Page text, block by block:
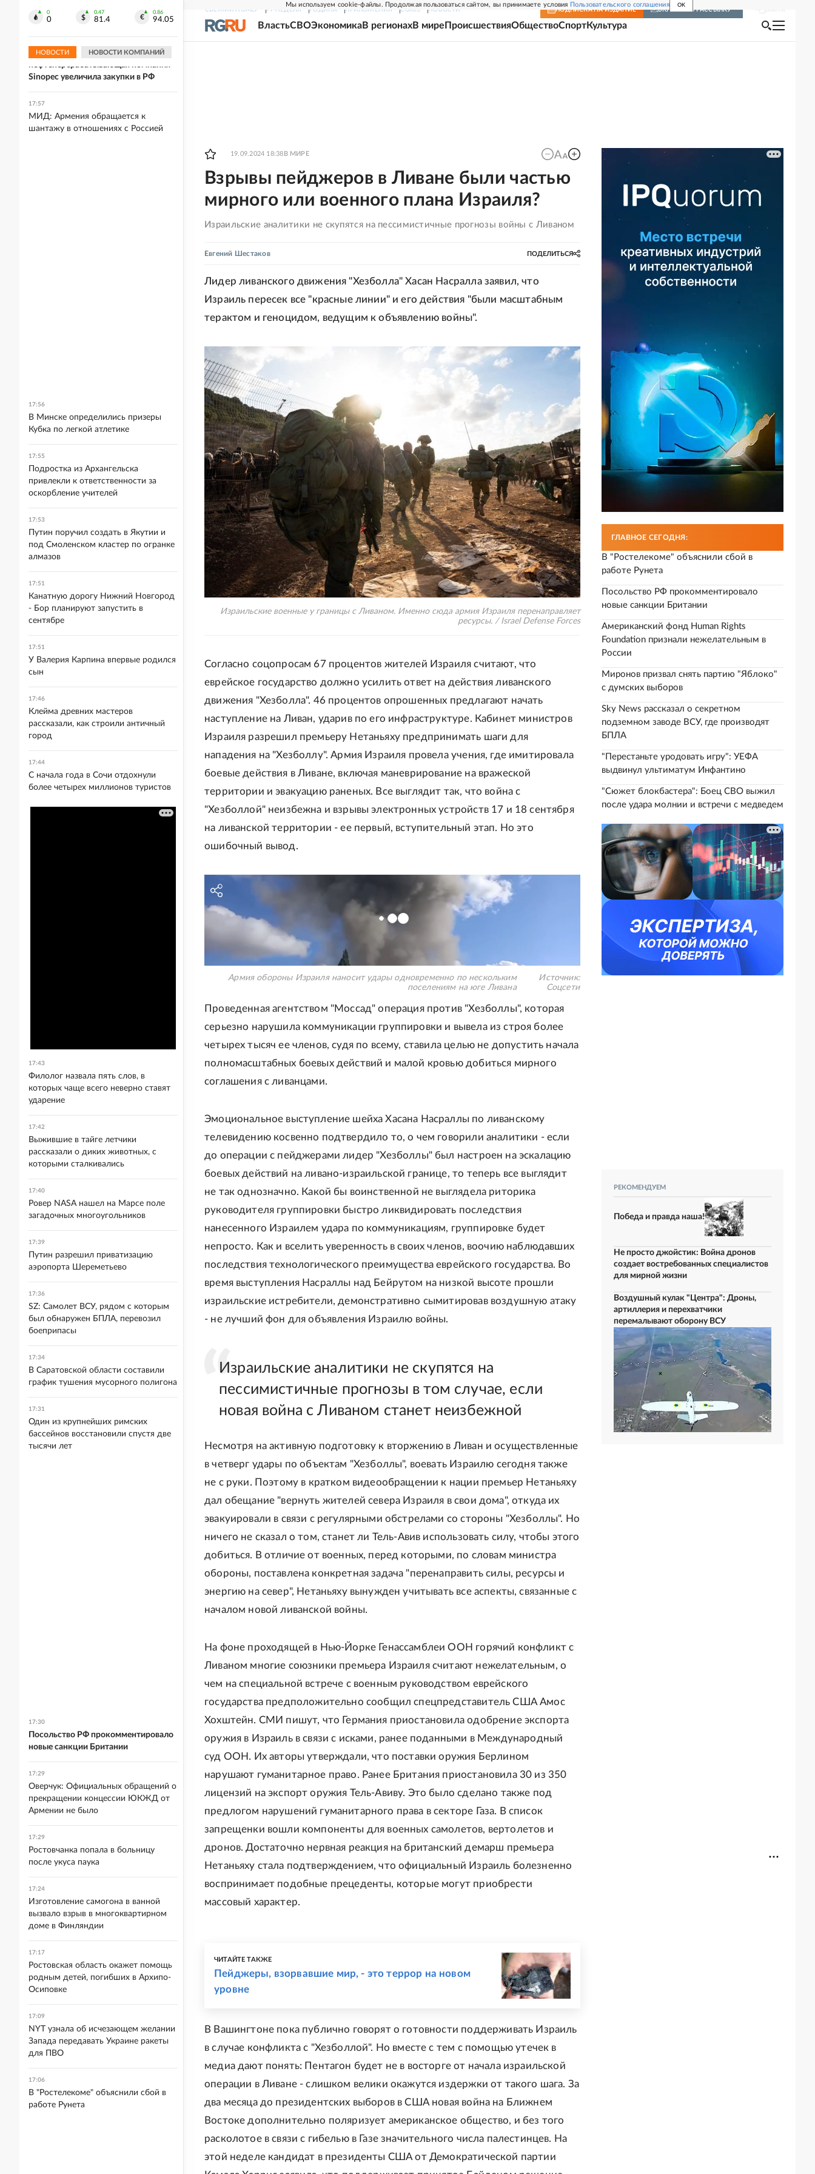
Мы используем cookie-файлы. Продолжая пользоваться сайтом, вы принимаете условия Пользовательского соглашения OK
СВЕЖИЙ НОМЕР РГ-НЕДЕЛЯ РОДИНА ПРИЛОЖЕНИЯ СОЮЗ НОВОСТИ ПОДПИСКА НА ИЗДАНИЕ ВКЛЮЧИТЬ РАССЫЛКУ
ВластьСВОЭкономикаВ регионахВ мире ПроисшествияОбществоСпортКультура
19.09.2024 18:38 В МИРЕ
Взрывы пейджеров в Ливане были частью
мирного или военного плана Израиля?
Израильские аналитики не скупятся на пессимистичные прогнозы войны с Ливаном
Евгений Шестаков ПОДЕЛИТЬСЯ
Лидер ливанского движения "Хезболла" Хасан Насралла заявил, что
Израиль пересек все "красные линии" и его действия "были масштабным
терактом и геноцидом, ведущим к объявлению войны".
Израильские военные у границы с Ливаном. Именно сюда армия Израиля перенаправляет
ресурсы. / Israel Defense Forces
Согласно соцопросам 67 процентов жителей Израиля считают, что
еврейское государство должно усилить ответ на действия ливанского
движения "Хезболла". 46 процентов опрошенных предлагают начать
наступление на Ливан, ударив по его инфраструктуре. Кабинет министров
Израиля разрешил премьеру Нетаньяху предпринимать шаги для
нападения на "Хезболлу". Армия Израиля провела учения, где имитировала
боевые действия в Ливане, включая маневрирование на вражеской
территории и эвакуацию раненых. Все выглядит так, что война с
"Хезболлой" неизбежна и взрывы электронных устройств 17 и 18 сентября
на ливанской территории - ее первый, вступительный этап. Но это
ошибочный вывод.
Армия обороны Израиля наносит удары одновременно по нескольким
поселениям на юге Ливана
Источник:
Соцсети
Проведенная агентством "Моссад" операция против "Хезболлы", которая
серьезно нарушила коммуникации группировки и вывела из строя более
четырех тысяч ее членов, судя по всему, ставила целью не допустить начала
полномасштабных боевых действий и малой кровью добиться мирного
соглашения с ливанцами.
Эмоциональное выступление шейха Хасана Насраллы по ливанскому
телевидению косвенно подтвердило то, о чем говорили аналитики - если
до операции с пейджерами лидер "Хезболлы" был настроен на эскалацию
боевых действий на ливано-израильской границе, то теперь все выглядит
не так однозначно. Какой бы воинственной не выглядела риторика
руководителя группировки быстро ликвидировать последствия
нанесенного Израилем удара по коммуникациям, группировке будет
непросто. Как и вселить уверенность в своих членов, воочию наблюдавших
последствия технологического преимущества еврейского государства. Во
время выступления Насраллы над Бейрутом на низкой высоте прошли
израильские истребители, демонстративно сымитировав воздушную атаку
- не лучший фон для объявления Израилю войны.
Израильские аналитики не скупятся на
пессимистичные прогнозы в том случае, если
новая война с Ливаном станет неизбежной
Несмотря на активную подготовку к вторжению в Ливан и осуществленные
в четверг удары по объектам "Хезболлы", воевать Израилю сегодня также
не с руки. Поэтому в кратком видеообращении к нации премьер Нетаньяху
дал обещание "вернуть жителей севера Израиля в свои дома", откуда их
эвакуировали в связи с регулярными обстрелами со стороны "Хезболлы". Но
ничего не сказал о том, станет ли Тель-Авив использовать силу, чтобы этого
добиться. В отличие от военных, перед которыми, по словам министра
обороны, поставлена конкретная задача "перенаправить силы, ресурсы и
энергию на север", Нетаньяху вынужден учитывать все аспекты, связанные с
началом новой ливанской войны.
На фоне проходящей в Нью-Йорке Генассамблеи ООН горячий конфликт с
Ливаном многие союзники премьера Израиля считают нежелательным, о
чем на специальной встрече с военным руководством еврейского
государства предположительно сообщил спецпредставитель США Амос
Хохштейн. СМИ пишут, что Германия приостановила одобрение экспорта
оружия в Израиль в связи с исками, ранее поданными в Международный
суд ООН. Их авторы утверждали, что поставки оружия Берлином
нарушают гуманитарное право. Ранее Британия приостановила 30 из 350
лицензий на экспорт оружия Тель-Авиву. Это было сделано также под
предлогом нарушений гуманитарного права в секторе Газа. В список
запрещенки вошли компоненты для военных самолетов, вертолетов и
дронов. Достаточно нервная реакция на британский демарш премьера
Нетаньяху стала подтверждением, что официальный Израиль болезненно
воспринимает подобные прецеденты, которые могут приобрести
массовый характер.
ЧИТАЙТЕ ТАКЖЕ
Пейджеры, взорвавшие мир, - это террор на новом
уровне
В Вашингтоне пока публично говорят о готовности поддерживать Израиль
в случае конфликта с "Хезболлой". Но вместе с тем с помощью утечек в
медиа дают понять: Пентагон будет не в восторге от начала израильской
операции в Ливане - слишком велики окажутся издержки от такого шага. За
два месяца до президентских выборов в США новая война на Ближнем
Востоке дополнительно поляризует американское общество, и без того
расколотое в связи с гибелью в Газе значительного числа палестинцев. На
этой неделе кандидат в президенты США от Демократической партии
ГЛАВНОЕ СЕГОДНЯ:
В "Ростелекоме" объяснили сбой в
работе Рунета
Посольство РФ прокомментировало
новые санкции Британии
Американский фонд Human Rights
Foundation признали нежелательным в
России
Миронов призвал снять партию "Яблоко"
с думских выборов
Sky News рассказал о секретном
подземном заводе ВСУ, где производят
БПЛА
"Перестаньте уродовать игру": УЕФА
выдвинул ультиматум Инфантино
"Сюжет блокбастера": Боец СВО выжил
после удара молнии и встречи с медведем
РЕКОМЕНДУЕМ
Победа и правда наша!
Не просто джойстик: Война дронов
создает востребованных специалистов
для мирной жизни
Воздушный кулак "Центра": Дроны,
артиллерия и перехватчики
перемалывают оборону ВСУ
0
0
0.47
81.4
0.86
94.05
НОВОСТИ НОВОСТИ КОМПАНИЙ
результате вражеских атак
Крупнейшая в мире
нефтеперерабатывающая компания
Sinopec увеличила закупки в РФ
17:57
МИД: Армения обращается к
шантажу в отношениях с Россией
17:56
В Минске определились призеры
Кубка по легкой атлетике
17:55
Подростка из Архангельска
привлекли к ответственности за
оскорбление учителей
17:53
Путин поручил создать в Якутии и
под Смоленском кластер по огранке
алмазов
17:51
Канатную дорогу Нижний Новгород
- Бор планируют запустить в
сентябре
17:51
У Валерия Карпина впервые родился
сын
17:46
Клейма древних мастеров
рассказали, как строили античный
город
17:44
С начала года в Сочи отдохнули
более четырех миллионов туристов
17:43
Филолог назвала пять слов, в
которых чаще всего неверно ставят
ударение
17:42
Выжившие в тайге летчики
рассказали о диких животных, с
которыми сталкивались
17:40
Ровер NASA нашел на Марсе поле
загадочных многоугольников
17:39
Путин разрешил приватизацию
аэропорта Шереметьево
17:36
SZ: Самолет ВСУ, рядом с которым
был обнаружен БПЛА, перевозил
боеприпасы
17:34
В Саратовской области составили
график тушения мусорного полигона
17:31
Один из крупнейших римских
бассейнов восстановили спустя две
тысячи лет
17:30
Посольство РФ прокомментировало
новые санкции Британии
17:29
Оверчук: Официальных обращений о
прекращении концессии ЮКЖД от
Армении не было
17:29
Ростовчанка попала в больницу
после укуса паука
17:24
Изготовление самогона в ванной
вызвало взрыв в многоквартирном
доме в Финляндии
17:17
Ростовская область окажет помощь
родным детей, погибших в Архипо-
Осиповке
17:09
NYT узнала об исчезающем желании
Запада передавать Украине ракеты
для ПВО
17:06
В "Ростелекоме" объяснили сбой в
работе Рунета